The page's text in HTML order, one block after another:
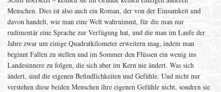
Menschen. Dies ist also auch ein Roman, der von der Einsamkeit und
davon handelt, wie man eine Welt wahrnimmt, für die man nur
rudimentär eine Sprache zur Verfügung hat, und die man im Laufe der
Jahre zwar um einige Quadratkilometer erweitern mag, indem man
beginnt Fallen zu stellen und im Sommer den Flüssen ein wenig ins
Landesinnere zu folgen, die sich aber im Kern nie ändert. Was sich
ändert, sind die eigenen Befindlichkeiten und Gefühle. Und nicht nur
verstehen diese beiden Menschen ihre eigenen Gefühle nicht, sondern sie